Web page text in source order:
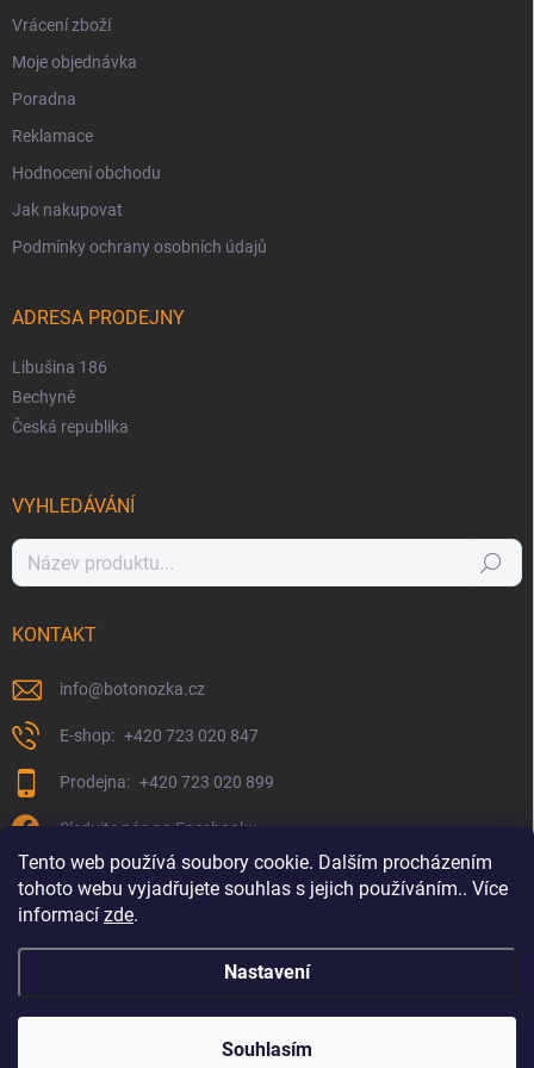
Tento web používá soubory cookie. Dalším procházením
tohoto webu vyjadřujete souhlas s jejich používáním.. Více
informací zde.
Nastavení
Souhlasím
Vrácení zboží
Moje objednávka
Poradna
Reklamace
Hodnocení obchodu
Jak nakupovat
Podmínky ochrany osobních údajů
ADRESA PRODEJNY
Libušina 186
Bechyně
Česká republika
VYHLEDÁVÁNÍ
Hledat
KONTAKT
info@botonozka.cz
+420 723 020 847
+420 723 020 899
Sledujte nás na Facebooku
Botonozka.cz . Všechna práva vyhrazena.